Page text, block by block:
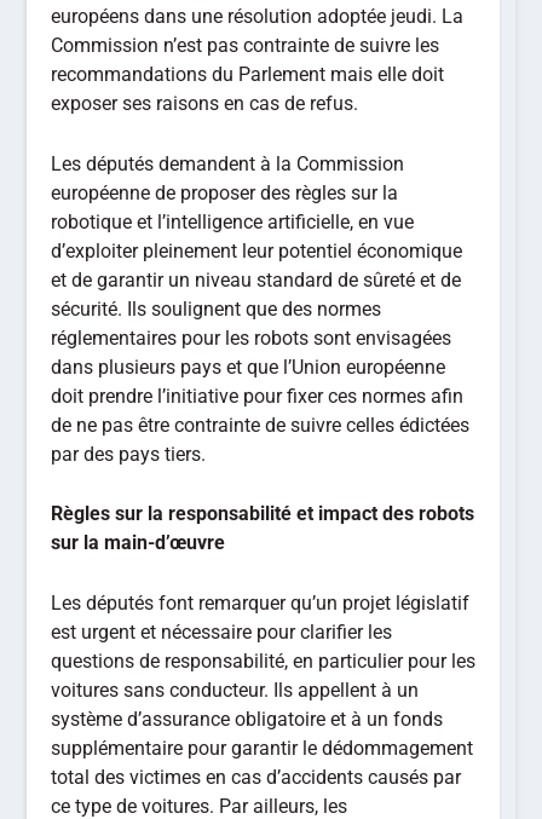
européens dans une résolution adoptée jeudi. La
Commission n’est pas contrainte de suivre les
recommandations du Parlement mais elle doit
exposer ses raisons en cas de refus.
Les députés demandent à la Commission
européenne de proposer des règles sur la
robotique et l’intelligence artificielle, en vue
d’exploiter pleinement leur potentiel économique
et de garantir un niveau standard de sûreté et de
sécurité. Ils soulignent que des normes
réglementaires pour les robots sont envisagées
dans plusieurs pays et que l’Union européenne
doit prendre l’initiative pour fixer ces normes afin
de ne pas être contrainte de suivre celles édictées
par des pays tiers.
Règles sur la responsabilité et impact des robots
sur la main-d’œuvre
Les députés font remarquer qu’un projet législatif
est urgent et nécessaire pour clarifier les
questions de responsabilité, en particulier pour les
voitures sans conducteur. Ils appellent à un
système d’assurance obligatoire et à un fonds
supplémentaire pour garantir le dédommagement
total des victimes en cas d’accidents causés par
ce type de voitures. Par ailleurs, les